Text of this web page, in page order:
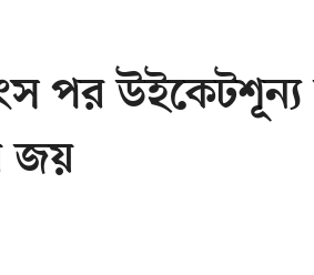
পর উইকেটশূন্য
জয়